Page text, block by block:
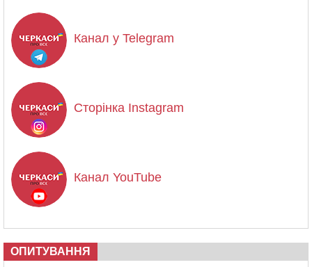
Канал у Telegram
Сторінка Instagram
Канал YouTube
ОПИТУВАННЯ